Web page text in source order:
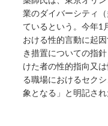
業のダイバーシティ
ているという。今年1
おける性的言動に起
き措置についての指
けた者の性的指向又
る職場におけるセク
象となる」と明記され